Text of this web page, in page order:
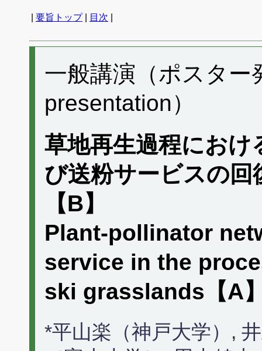
要旨トップ| 目次
一般講演（ポスタ
presentation）
草地再生過程にお
び送粉サービスの
【B】
Plant-pollinator
service in the
ski grasslands【A
*平山楽（神戸大学）,